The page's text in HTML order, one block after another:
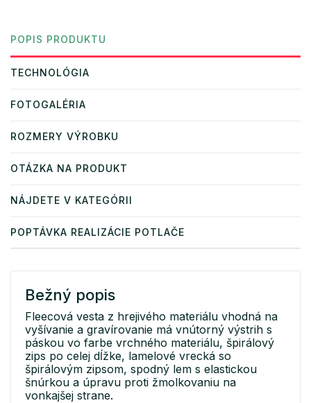
POPIS PRODUKTU
TECHNOLÓGIA
FOTOGALÉRIA
ROZMERY VÝROBKU
OTÁZKA NA PRODUKT
NÁJDETE V KATEGÓRII
POPTÁVKA REALIZÁCIE POTLAČE
Bežný popis
Fleecová vesta z hrejivého materiálu vhodná na
vyšívanie a gravírovanie má vnútorný výstrih s
páskou vo farbe vrchného materiálu, špirálový
zips po celej dĺžke, lamelové vrecká so
špirálovým zipsom, spodný lem s elastickou
šnúrkou a úpravu proti žmolkovaniu na
vonkajšej strane.